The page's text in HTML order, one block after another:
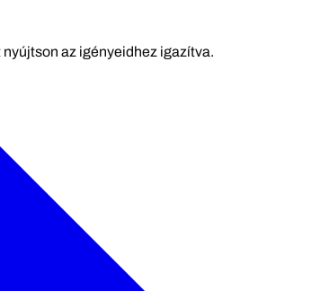
az igényeidhez igazítva.